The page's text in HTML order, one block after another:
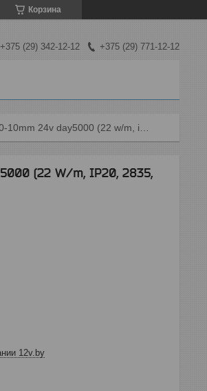
Корзина
+375 (29) 342-12-12 +375 (29) 771-12-12
(22 W/m, IP20, 2835,
12v.by